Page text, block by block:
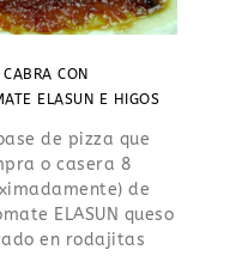
CON
ELASUN E HIGOS
base de pizza que
o casera 8
de
ELASUN queso
en rodajitas